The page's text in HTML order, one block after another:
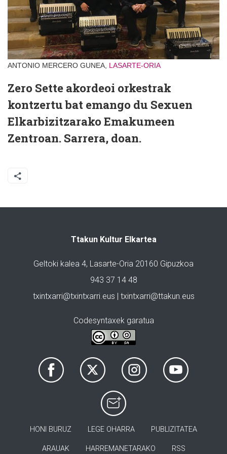
ANTONIO MERCERO GUNEA, LASARTE-ORIA
Zero Sette akordeoi orkestrak
kontzertu bat emango du Sexuen
Elkarbizitzarako Emakumeen
Zentroan. Sarrera, doan.
Ttakun Kultur Elkartea
Geltoki kalea 4, Lasarte-Oria 20160 Gipuzkoa
943 37 14 48
txintxarri@txintxarri.eus | txintxarri@ttakun.eus
Codesyntaxek garatua
HONI BURUZ LEGE OHARRA PUBLIZITATEA
ARAUAK HARREMANETARAKO RSS